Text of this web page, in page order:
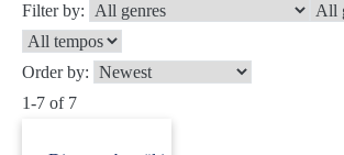
Filter by:
Order by:
1-7 of 7